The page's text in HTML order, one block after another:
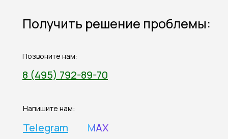
Получить решение проблемы:
Позвоните нам:
8 (495) 792-89-70
Напишите нам:
Telegram MAX